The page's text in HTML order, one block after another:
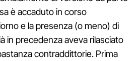
è accaduto in corso
e la presenza (o meno) di
in precedenza aveva rilasciato
contraddittorie. Prima